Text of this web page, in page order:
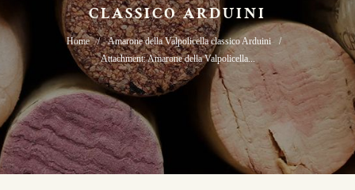
CLASSICO ARDUINI
Home
Amarone della Valpolicella classico Arduini
Attachment: Amarone della Valpolicella...